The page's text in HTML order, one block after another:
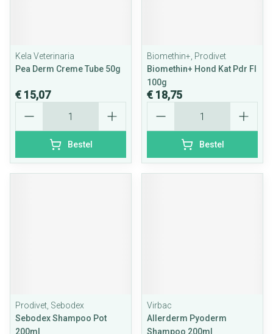
Kela Veterinaria
Pea Derm Creme Tube 50g
€ 15,07
Bestel
Biomethin+, Prodivet
Biomethin+ Hond Kat Pdr Fl
100g
€ 18,75
Bestel
Prodivet, Sebodex
Sebodex Shampoo Pot
200ml
Virbac
Allerderm Pyoderm
Shampoo 200ml